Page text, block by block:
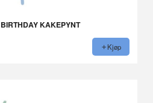
KAKEPYNT
Kjøp